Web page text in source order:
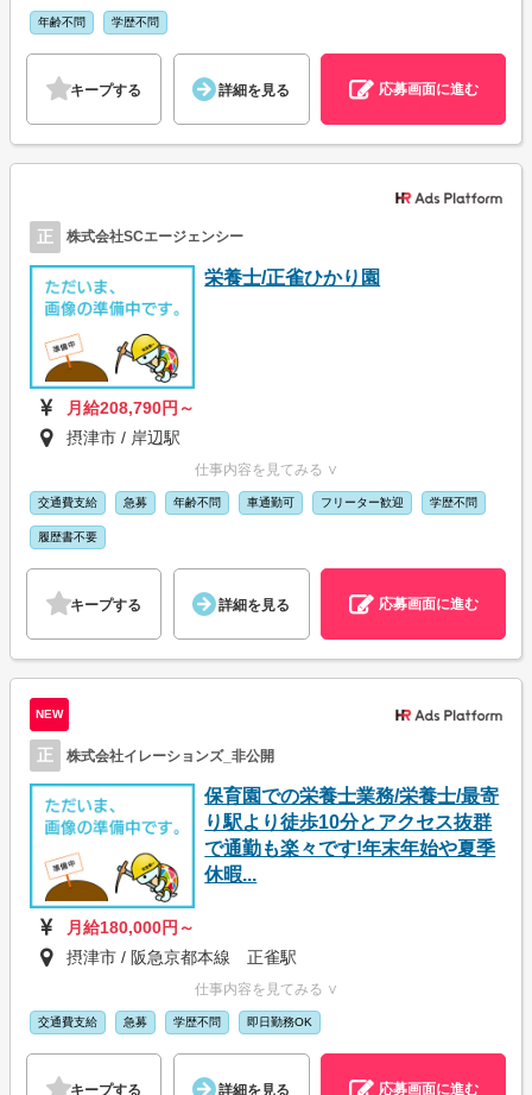
年齢不問 学歴不問
キープする 詳細を見る 応募画面に進む
正 株式会社SCエージェンシー
栄養士/正雀ひかり園
月給208,790円～
摂津市 / 岸辺駅
仕事内容を見てみる ∨
交通費支給 急募 年齢不問 車通勤可 フリーター歓迎 学歴不問
履歴書不要
キープする 詳細を見る 応募画面に進む
NEW
正 株式会社イレーションズ_非公開
保育園での栄養士業務/栄養士/最寄
り駅より徒歩10分とアクセス抜群
で通勤も楽々です!年末年始や夏季
休暇...
月給180,000円～
摂津市 / 阪急京都本線 正雀駅
仕事内容を見てみる ∨
交通費支給 急募 学歴不問 即日勤務OK
キープする 詳細を見る 応募画面に進む